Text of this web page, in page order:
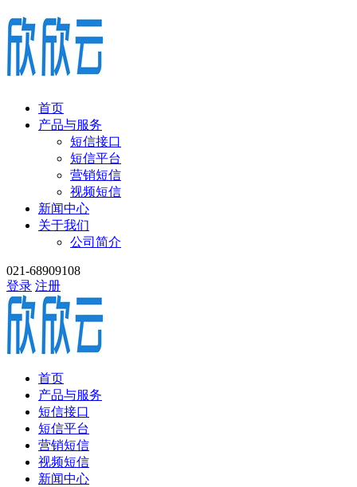
首页
产品与服务
短信接口
短信平台
营销短信
视频短信
新闻中心
关于我们
公司简介
021-68909108
登录 注册
首页
产品与服务
短信接口
短信平台
营销短信
视频短信
新闻中心